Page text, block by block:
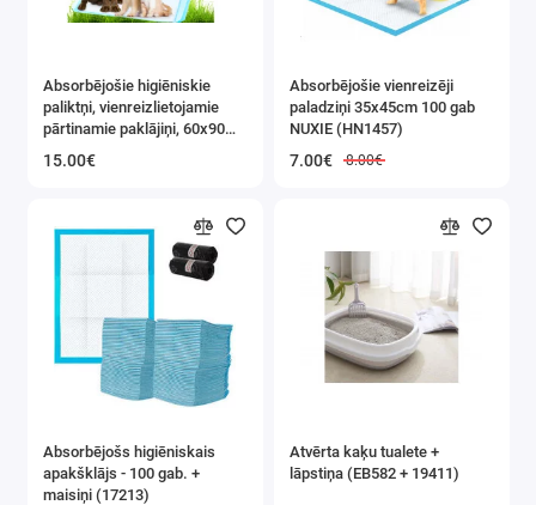
Mājdzīvnieku Ķemmes / Trimmeri
Mājdzīvnieku Manēžas / Sētiņas
Absorbējošie higiēniskie
paliktņi, vienreizlietojamie
pārtinamie paklājiņi, 60x90
15.00€
Absorbējošie vienreizēji
paladziņi 35x45cm 100 gab
NUXIE (HN1457)
7.00€ 8.00€
Absorbējošs higiēniskais
apakšklājs - 100 gab. +
maisiņi (17213)
Atvērta kaķu tualete +
lāpstiņa (EB582 + 19411)